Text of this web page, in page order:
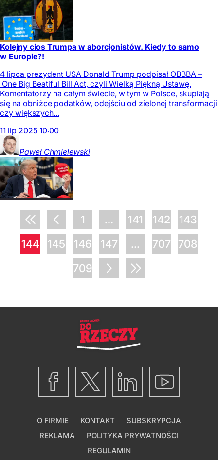
Kolejny cios Trumpa w aborcjonistów. Kiedy to samo
w Europie?!
4 lipca prezydent USA Donald Trump podpisał OBBBA –
One Big Beatiful Bill Act, czyli Wielką Piękną Ustawę.
Komentatorzy na całym świecie, w tym w Polsce, skupiają
się na obniżce podatków, odejściu od zielonej transformacji
czy większych...
11 lip 2025 10:00
Paweł Chmielewski
1 ... 141 142
143
144
145 146 147 ... 707
708
709
O FIRMIE KONTAKT
SUBSKRYPCJA
REKLAMA
POLITYKA PRYWATNOŚCI
REGULAMIN